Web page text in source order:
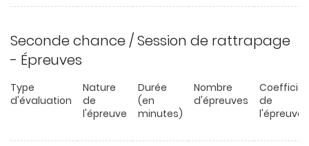
Seconde chance / Session de rattrapage
- Épreuves
Type
d'évaluation
Nature
de
l'épreuve
Durée
(en
minutes)
Nombre
d'épreuves
de
l'épreuve